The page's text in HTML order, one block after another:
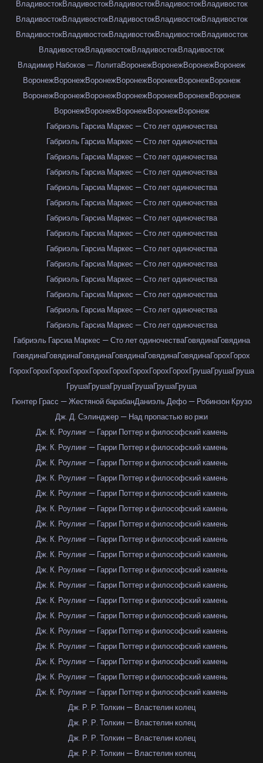
ВладивостокВладивостокВладивостокВладивостокВладивосток
ВладивостокВладивостокВладивостокВладивостокВладивосток
ВладивостокВладивостокВладивостокВладивостокВладивосток
ВладивостокВладивостокВладивостокВладивосток
Владимир Набоков — ЛолитаВоронежВоронежВоронежВоронеж
ВоронежВоронежВоронежВоронежВоронежВоронежВоронеж
ВоронежВоронежВоронежВоронежВоронежВоронежВоронеж
ВоронежВоронежВоронежВоронежВоронеж
Габриэль Гарсиа Маркес — Сто лет одиночества
Габриэль Гарсиа Маркес — Сто лет одиночества
Габриэль Гарсиа Маркес — Сто лет одиночества
Габриэль Гарсиа Маркес — Сто лет одиночества
Габриэль Гарсиа Маркес — Сто лет одиночества
Габриэль Гарсиа Маркес — Сто лет одиночества
Габриэль Гарсиа Маркес — Сто лет одиночества
Габриэль Гарсиа Маркес — Сто лет одиночества
Габриэль Гарсиа Маркес — Сто лет одиночества
Габриэль Гарсиа Маркес — Сто лет одиночества
Габриэль Гарсиа Маркес — Сто лет одиночества
Габриэль Гарсиа Маркес — Сто лет одиночества
Габриэль Гарсиа Маркес — Сто лет одиночества
Габриэль Гарсиа Маркес — Сто лет одиночества
Габриэль Гарсиа Маркес — Сто лет одиночестваГовядинаГовядина
ГовядинаГовядинаГовядинаГовядинаГовядинаГовядинаГорохГорох
ГорохГорохГорохГорохГорохГорохГорохГорохГорохГрушаГрушаГруша
ГрушаГрушаГрушаГрушаГрушаГруша
Гюнтер Грасс — Жестяной барабанДаниэль Дефо — Робинзон Крузо
Дж. Д. Сэлинджер — Над пропастью во ржи
Дж. К. Роулинг — Гарри Поттер и философский камень
Дж. К. Роулинг — Гарри Поттер и философский камень
Дж. К. Роулинг — Гарри Поттер и философский камень
Дж. К. Роулинг — Гарри Поттер и философский камень
Дж. К. Роулинг — Гарри Поттер и философский камень
Дж. К. Роулинг — Гарри Поттер и философский камень
Дж. К. Роулинг — Гарри Поттер и философский камень
Дж. К. Роулинг — Гарри Поттер и философский камень
Дж. К. Роулинг — Гарри Поттер и философский камень
Дж. К. Роулинг — Гарри Поттер и философский камень
Дж. К. Роулинг — Гарри Поттер и философский камень
Дж. К. Роулинг — Гарри Поттер и философский камень
Дж. К. Роулинг — Гарри Поттер и философский камень
Дж. К. Роулинг — Гарри Поттер и философский камень
Дж. К. Роулинг — Гарри Поттер и философский камень
Дж. К. Роулинг — Гарри Поттер и философский камень
Дж. К. Роулинг — Гарри Поттер и философский камень
Дж. К. Роулинг — Гарри Поттер и философский камень
Дж. Р. Р. Толкин — Властелин колец
Дж. Р. Р. Толкин — Властелин колец
Дж. Р. Р. Толкин — Властелин колец
Дж. Р. Р. Толкин — Властелин колец